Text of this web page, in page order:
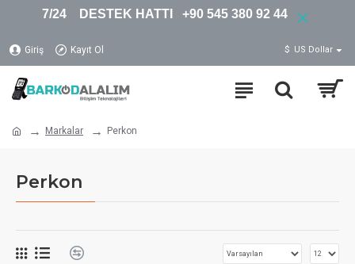
7/24 DESTEK HATTI +90 545 380 92 44
Giriş Kayıt Ol $ US Dollar
Markalar Perkon
Perkon